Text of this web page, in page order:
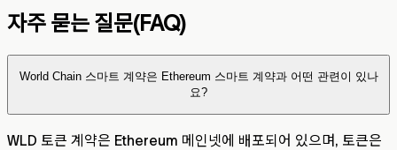
자주 묻는 질문(FAQ)
World Chain 스마트 계약은 Ethereum 스마트 계약과 어떤 관련이 있나
요?
WLD 토큰 계약은 Ethereum 메인넷에 배포되어 있으며, 토큰은